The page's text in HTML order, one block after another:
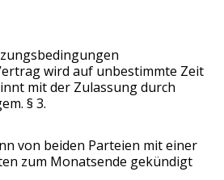
wird auf unbestimmte Zeit
mit der Zulassung durch
§ 3.
von beiden Parteien mit einer
zum Monatsende gekündigt